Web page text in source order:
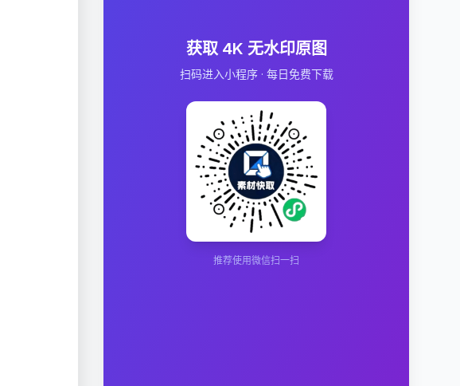
获取 4K 无水印原图
扫码进入小程序 · 每日免费下载
推荐使用微信扫一扫